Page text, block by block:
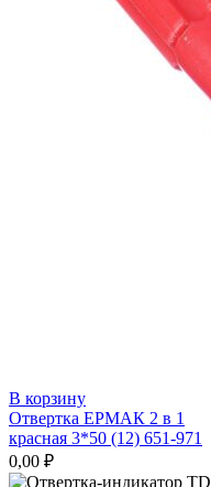
В корзину
Отвертка ЕРМАК 2 в 1
красная 3*50 (12) 651-971
0,00 ₽